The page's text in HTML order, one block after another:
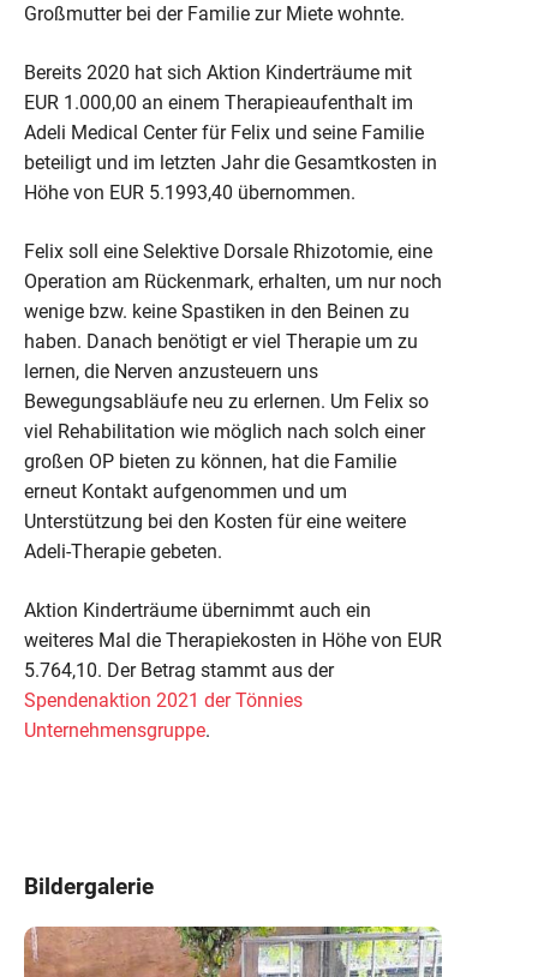
Großmutter bei der Familie zur Miete wohnte.
Bereits 2020 hat sich Aktion Kinderträume mit
EUR 1.000,00 an einem Therapieaufenthalt im
Adeli Medical Center für Felix und seine Familie
beteiligt und im letzten Jahr die Gesamtkosten in
Höhe von EUR 5.1993,40 übernommen.
Felix soll eine Selektive Dorsale Rhizotomie, eine
Operation am Rückenmark, erhalten, um nur noch
wenige bzw. keine Spastiken in den Beinen zu
haben. Danach benötigt er viel Therapie um zu
lernen, die Nerven anzusteuern uns
Bewegungsabläufe neu zu erlernen. Um Felix so
viel Rehabilitation wie möglich nach solch einer
großen OP bieten zu können, hat die Familie
erneut Kontakt aufgenommen und um
Unterstützung bei den Kosten für eine weitere
Adeli-Therapie gebeten.
Aktion Kinderträume übernimmt auch ein
weiteres Mal die Therapiekosten in Höhe von EUR
5.764,10. Der Betrag stammt aus der
Spendenaktion 2021 der Tönnies
Unternehmensgruppe.
Bildergalerie